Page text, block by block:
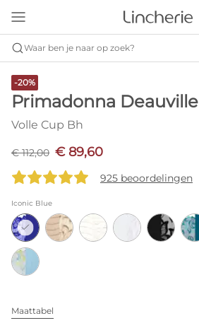
Waar ben je naar op zoek?
-20%
Primadonna Deauville
Volle Cup Bh
€ 112,00 € 89,60
925 beoordelingen
Iconic Blue
Maattabel